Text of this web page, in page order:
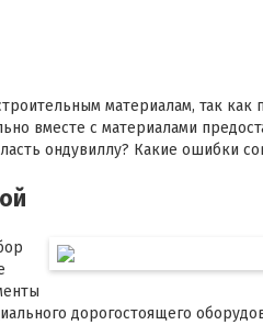
материалам, так как
вместе с материалами
ондувиллу? Какие ошибки
дорогостоящего